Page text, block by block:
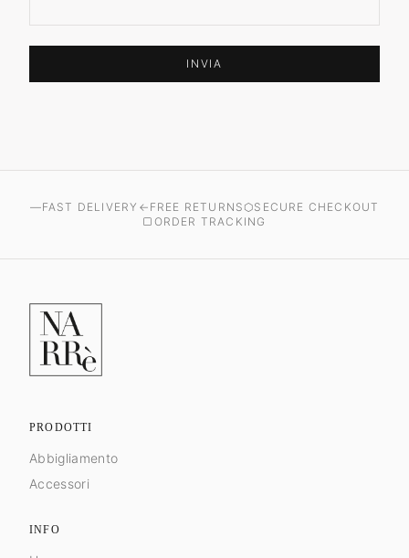
INVIA
—FAST DELIVERY ← FREE RETURNS ⬡SECURE CHECKOUT
▢ ORDER TRACKING
PRODOTTI
Abbigliamento
Accessori
INFO